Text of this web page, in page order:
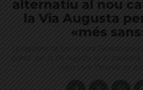
alternatiu al nou
la Via Augusta
«més
La regidora de Sarrià-Sant Gervasi
punta" per la Via Augusta no és
cotxe com "l'enemic de la